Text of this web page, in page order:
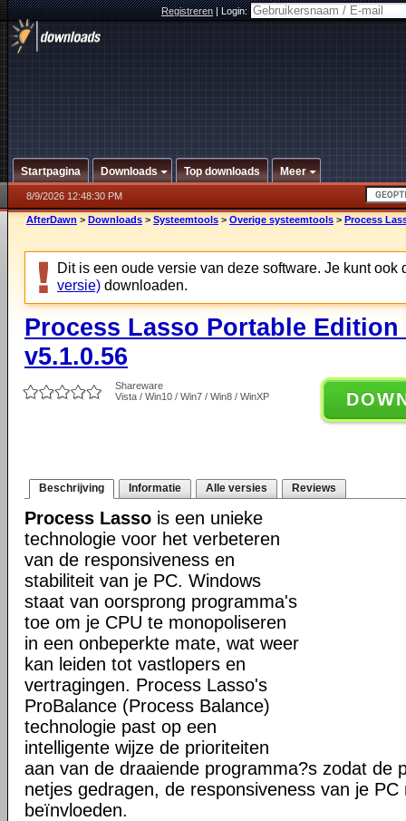
Registreren|Login:
Startpagina Downloads Top downloads Meer
8/9/2026 12:48:30 PM
AfterDawn > Downloads > Systeemtools > Overige systeemtools > Process
Dit is een oude versie van deze software. Je kunt ook
versie) downloaden.
Process Lasso Portable Edition
v5.1.0.56
Shareware
Vista / Win10 / Win7 / Win8 / WinXP
Beschrijving Informatie Alle versies Reviews
Process Lasso is een unieke
technologie voor het verbeteren
van de responsiveness en
stabiliteit van je PC. Windows
staat van oorsprong programma's
toe om je CPU te monopoliseren
in een onbeperkte mate, wat weer
kan leiden tot vastlopers en
vertragingen. Process Lasso's
ProBalance (Process Balance)
technologie past op een
intelligente wijze de prioriteiten
aan van de draaiende programma?s zodat de
netjes gedragen, de responsiveness van je PC
beïnvloeden.